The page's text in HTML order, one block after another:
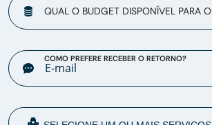
QUAL O BUDGET DISPONÍVEL PARA
COMO PREFERE RECEBER O RETORNO?